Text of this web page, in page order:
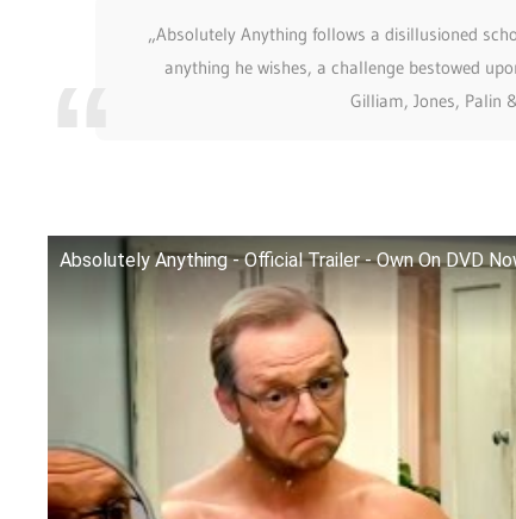
„Absolutely Anything follows a disillusioned
anything he wishes, a challenge bestowed
Gilliam, Jones, Palin
Absolutely Anything - Official Trailer - Own On DVD